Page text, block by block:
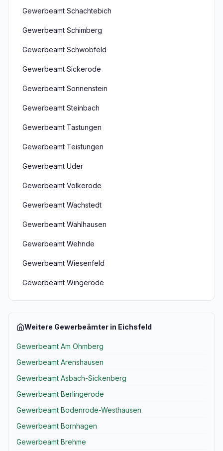
Gewerbeamt Schachtebich
Gewerbeamt Schimberg
Gewerbeamt Schwobfeld
Gewerbeamt Sickerode
Gewerbeamt Sonnenstein
Gewerbeamt Steinbach
Gewerbeamt Tastungen
Gewerbeamt Teistungen
Gewerbeamt Uder
Gewerbeamt Volkerode
Gewerbeamt Wachstedt
Gewerbeamt Wahlhausen
Gewerbeamt Wehnde
Gewerbeamt Wiesenfeld
Gewerbeamt Wingerode
Weitere Gewerbeämter in Eichsfeld
Gewerbeamt Am Ohmberg
Gewerbeamt Arenshausen
Gewerbeamt Asbach-Sickenberg
Gewerbeamt Berlingerode
Gewerbeamt Bodenrode-Westhausen
Gewerbeamt Bornhagen
Gewerbeamt Brehme